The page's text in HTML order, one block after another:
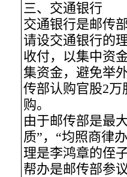
三、交通银行
交通银行是邮传
请设交通银行的
收付，以集中资
集资金，避免举
传部认购官股2万
购。
由于邮传部是最
质”，“均照商律
理是李鸿章的侄
帮办是邮传部参